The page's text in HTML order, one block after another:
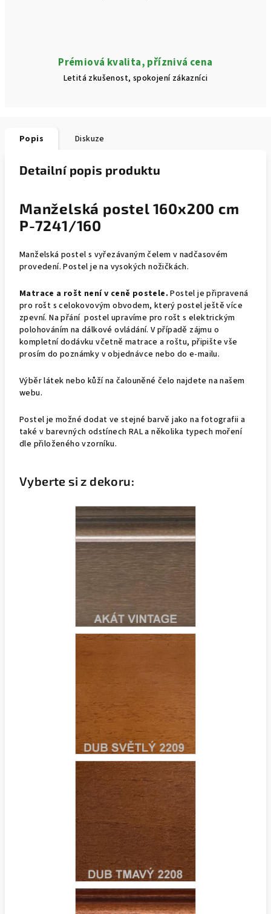
Prémiová kvalita, příznivá cena
Letitá zkušenost, spokojení zákazníci
Popis Diskuze
Detailní popis produktu
Manželská postel 160x200 cm
P-7241/160
Manželská postel s vyřezávaným čelem v nadčasovém
provedení. Postel je na vysokých nožičkách.
Matrace a rošt není v ceně postele. Postel je připravená
pro rošt s celokovovým obvodem, který postel ještě více
zpevní. Na přání postel upravíme pro rošt s elektrickým
polohováním na dálkové ovládání. V případě zájmu o
kompletní dodávku včetně matrace a roštu, připište vše
prosím do poznámky v objednávce nebo do e-mailu.
Výběr látek nebo kůží na čalouněné čelo najdete na našem
webu.
Postel je možné dodat ve stejné barvě jako na fotografii a
také v barevných odstínech RAL a několika typech moření
dle přiloženého vzorníku.
Vyberte si z dekoru: